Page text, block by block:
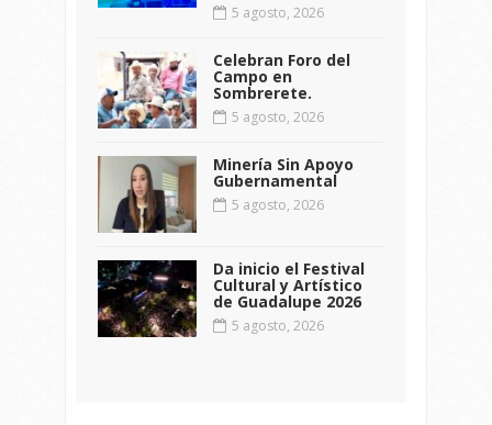
5 agosto, 2026
Celebran Foro del
Campo en
Sombrerete.
5 agosto, 2026
Minería Sin Apoyo
Gubernamental
5 agosto, 2026
Da inicio el Festival
Cultural y Artístico
de Guadalupe 2026
5 agosto, 2026